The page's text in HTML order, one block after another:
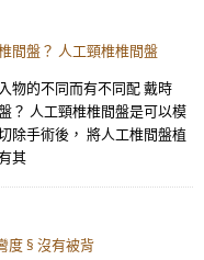
間盤？ 人工頸椎椎間盤
物的不同而有不同配 戴時
？ 人工頸椎椎間盤是可以模
除手術後， 將人工椎間盤植
其
度 § 沒有被背